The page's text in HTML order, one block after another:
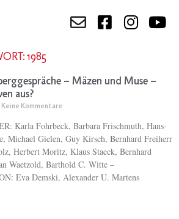
1985
– Mäzen und Muse –
aus?
Keine Kommentare
Karla Fohrbeck, Barbara Frischmuth, Hans-
Michael Gielen, Guy Kirsch, Bernhard Freiherr
Herbert Moritz, Klaus Staeck, Bernhard
Waetzold, Barthold C. Witte –
Eva Demski, Alexander U. Martens